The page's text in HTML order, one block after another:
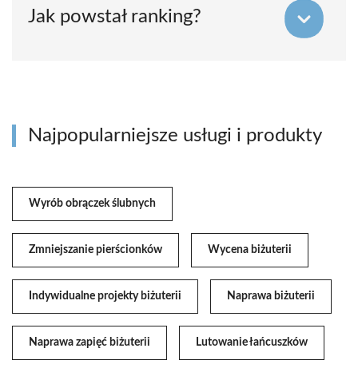
Jak powstał ranking?
Najpopularniejsze usługi i produkty
Wyrób obrączek ślubnych
Zmniejszanie pierścionków Wycena biżuterii
Indywidualne projekty biżuterii Naprawa biżuterii
Naprawa zapięć biżuterii Lutowanie łańcuszków